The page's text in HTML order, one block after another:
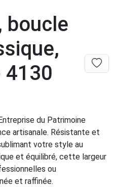
boucle
4130
du Patrimoine
artisanale. Résistante et
votre style au
et équilibré, cette largeur
ou
et raffinée.